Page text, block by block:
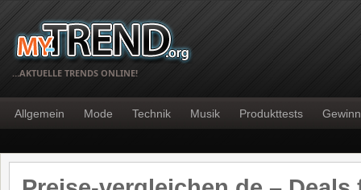
…AKTUELLE TRENDS ONLINE!
Allgemein Mode Technik Musik Produkttests